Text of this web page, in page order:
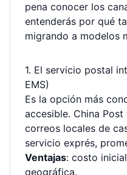
pena conocer los
entenderás por qué
migrando a modelos
1. El servicio postal
EMS)
Es la opción más
accesible. China
correos locales de
servicio exprés,
Ventajas: costo
geográfica.